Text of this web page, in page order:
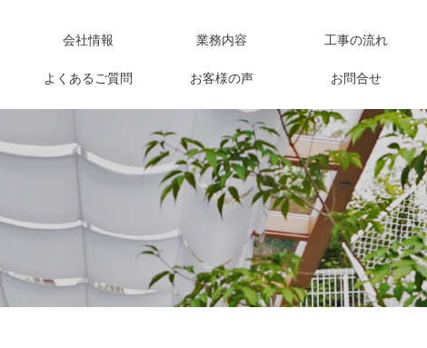
会社情報 業務内容 工事の流れ
よくあるご質問 お客様の声 お問合せ